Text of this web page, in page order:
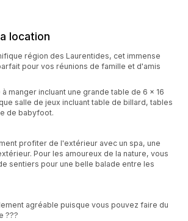
location
région des Laurentides, cet immense
pour vos réunions de famille et d'amis
manger incluant une grande table de 6 x 16
salle de jeux incluant table de billard, tables
de babyfoot.
profiter de l'extérieur avec un spa, une
Pour les amoureux de la nature, vous
sentiers pour une belle balade entre les
agréable puisque vous pouvez faire du
???